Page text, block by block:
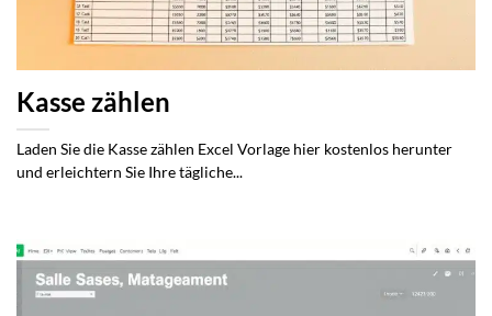
Kasse zählen
Laden Sie die Kasse zählen Excel Vorlage hier kostenlos herunter
und erleichtern Sie Ihre tägliche...